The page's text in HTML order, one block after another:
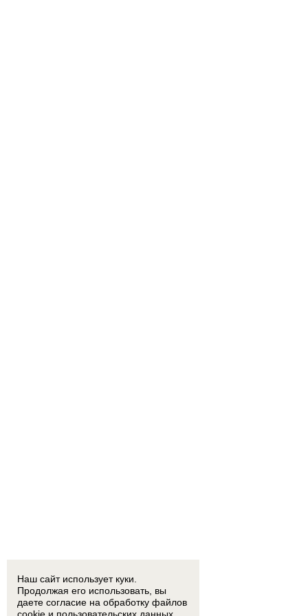
Наш сайт использует куки.
Продолжая его использовать, вы
даете согласие на обработку файлов